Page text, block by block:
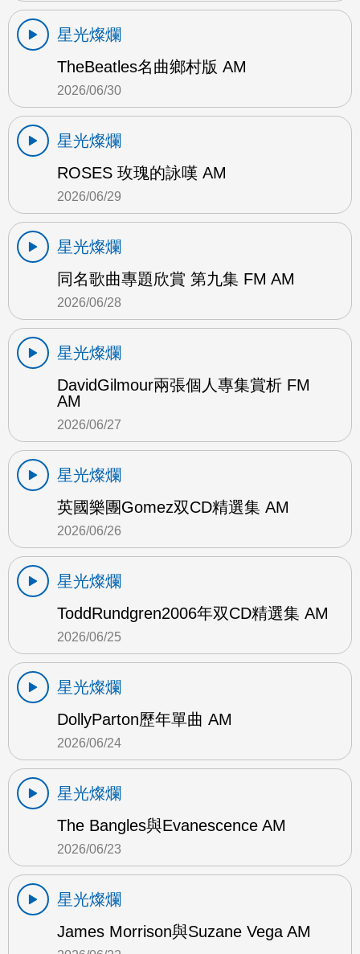
星光燦爛
TheBeatles名曲鄉村版 AM
2026/06/30
星光燦爛
ROSES 玫瑰的詠嘆 AM
2026/06/29
星光燦爛
同名歌曲專題欣賞 第九集 FM AM
2026/06/28
星光燦爛
DavidGilmour兩張個人專集賞析 FM
AM
2026/06/27
星光燦爛
英國樂團Gomez双CD精選集 AM
2026/06/26
星光燦爛
ToddRundgren2006年双CD精選集 AM
2026/06/25
星光燦爛
DollyParton歷年單曲 AM
2026/06/24
星光燦爛
The Bangles與Evanescence AM
2026/06/23
星光燦爛
James Morrison與Suzane Vega AM